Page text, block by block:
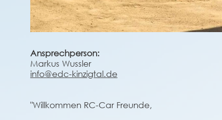
Ansprechperson:
Markus Wussler
info@edc-kinzigtal.de
"Willkommen RC-Car Freunde,